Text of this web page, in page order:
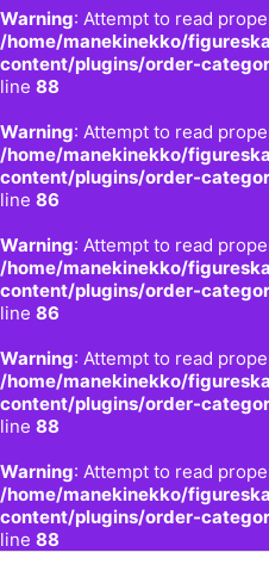
Warning: Attempt to read
/home/manekinekko/
content/plugins/order-
line 88
Warning: Attempt to read
/home/manekinekko/
content/plugins/order-
line 86
Warning: Attempt to read
/home/manekinekko/
content/plugins/order-
line 86
Warning: Attempt to read
/home/manekinekko/
content/plugins/order-
line 88
Warning: Attempt to read
/home/manekinekko/
content/plugins/order-
line 88